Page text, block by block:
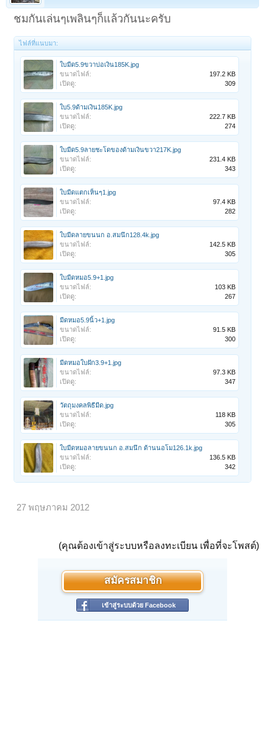
ชมกันเล่นๆเพลินๆก็แล้วกันนะครับ
ไฟล์ที่แนบมา:
ใบมีด5.9ขวาบ่อเงิน185K.jpg
ขนาดไฟล์:
197.2 KB
เปิดดู:
309
ใบ5.9ด้ามเงิน185K.jpg
ขนาดไฟล์:
222.7 KB
เปิดดู:
274
ใบมีด5.9ลายชะโดของด้ามเงินขวา217K.jpg
ขนาดไฟล์:
231.4 KB
เปิดดู:
343
ใบมีดแตกเห็นๆ1.jpg
ขนาดไฟล์:
97.4 KB
เปิดดู:
282
ใบมีดลายขนนก อ.สมนึก128.4k.jpg
ขนาดไฟล์:
142.5 KB
เปิดดู:
305
ใบมีดหมอ5.9+1.jpg
ขนาดไฟล์:
103 KB
เปิดดู:
267
มีดหมอ5.9นิ้ว+1.jpg
ขนาดไฟล์:
91.5 KB
เปิดดู:
300
มีดหมอใบฝัก3.9+1.jpg
ขนาดไฟล์:
97.3 KB
เปิดดู:
347
วัตถุมงคลพิธีมีด.jpg
ขนาดไฟล์:
118 KB
เปิดดู:
305
ใบมีดหมอลายขนนก อ.สมนึก ด้านนอโม126.1k.jpg
ขนาดไฟล์:
136.5 KB
เปิดดู:
342
27 พฤษภาคม 2012
(คุณต้องเข้าสู่ระบบหรือลงทะเบียน เพื่อที่จะโพสต์)
สมัครสมาชิก
เข้าสู่ระบบด้วย Facebook